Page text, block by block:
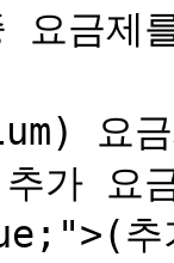
금제
요
가 요
추